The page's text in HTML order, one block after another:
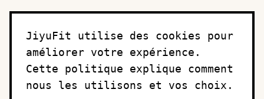
JiyuFit utilise des cookies pour
améliorer votre expérience.
Cette politique explique comment
nous les utilisons et vos choix.